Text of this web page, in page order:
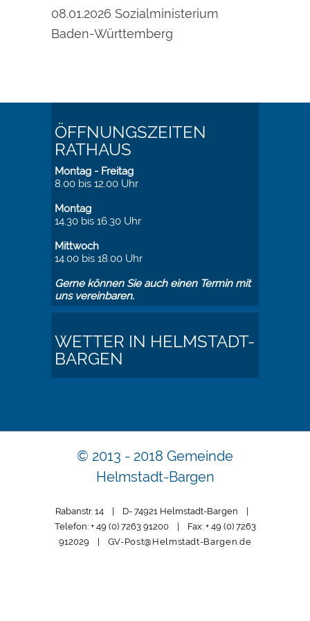
08.01.2026 Sozialministerium
Baden-Württemberg
ÖFFNUNGSZEITEN
RATHAUS
Montag - Freitag
8.00 bis 12.00 Uhr
Montag
14.30 bis 16.30 Uhr
Mittwoch
14.00 bis 18.00 Uhr
Gerne können Sie auch einen Termin mit
uns vereinbaren.
WETTER IN HELMSTADT-
BARGEN
© 2013 - 2018 Gemeinde
Helmstadt-Bargen
Rabanstr. 14 | D- 74921 Helmstadt-Bargen |
Telefon: + 49 (0) 7263 91200 | Fax: + 49 (0) 7263
912029 | GV-Post@Helmstadt-Bargen.de